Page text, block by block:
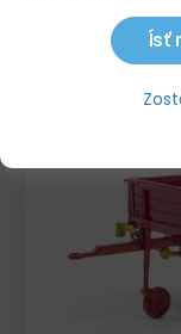
PODOBNÉ
Ísť